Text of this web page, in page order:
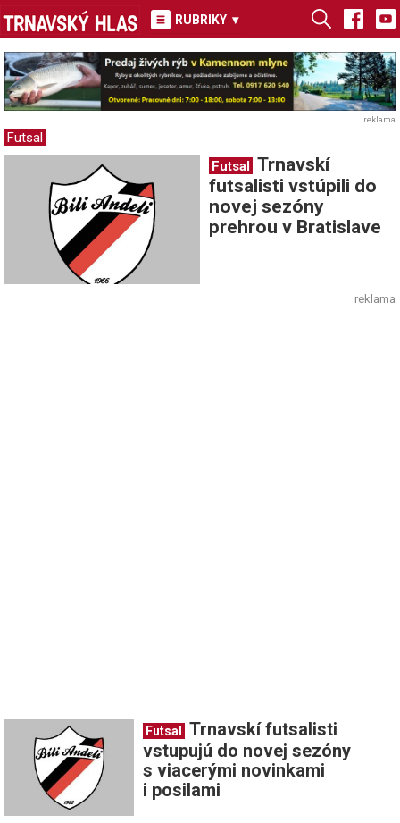
RUBRIKY ▾
reklama
Futsal
Futsal Trnavskí
futsalisti vstúpili do
novej sezóny
prehrou v Bratislave
reklama
Futsal
Trnavskí futsalisti
vstupujú do novej sezóny
s viacerými novinkami
i posilami